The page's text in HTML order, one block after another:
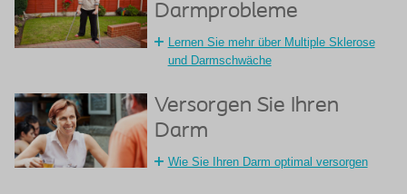
Darmprobleme
Lernen Sie mehr über Multiple Sklerose
und Darmschwäche
Versorgen Sie Ihren
Darm
Wie Sie Ihren Darm optimal versorgen